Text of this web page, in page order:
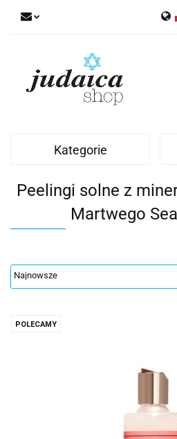
Kategorie
Peelingi solne z
Martwego
POLECAMY